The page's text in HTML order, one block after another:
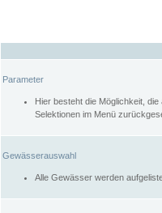
Parameter
Hier besteht die Möglichkeit,
Selektionen im Menü
Gewässerauswahl
Alle Gewässer werden